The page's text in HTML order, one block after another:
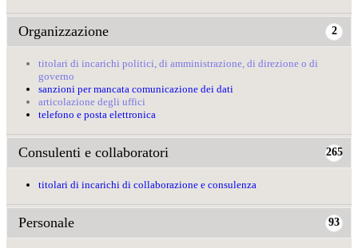
2
Organizzazione
titolari di incarichi politici, di amministrazione, di direzione o di
governo
sanzioni per mancata comunicazione dei dati
articolazione degli uffici
telefono e posta elettronica
265
Consulenti e collaboratori
titolari di incarichi di collaborazione e consulenza
93
Personale